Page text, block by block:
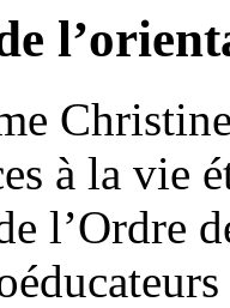
à la vie
l’Ordre